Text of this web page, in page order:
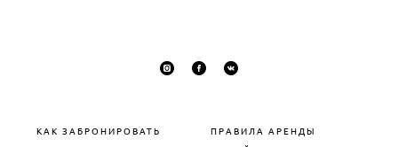
КАК ЗАБРОНИРОВАТЬ ПРАВИЛА АРЕНДЫ